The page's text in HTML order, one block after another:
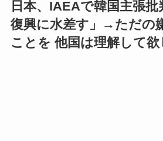
日本、IAEAで韓国主張批
復興に水差す」→ただの
ことを 他国は理解して欲